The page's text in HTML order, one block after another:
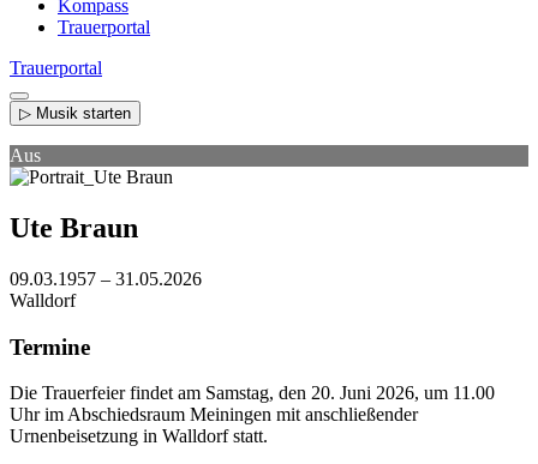
Kompass
Trauerportal
Trauerportal
▷ Musik starten
Aus
Ute Braun
09.03.1957 – 31.05.2026
Walldorf
Termine
Die Trauerfeier findet am Samstag, den 20. Juni 2026, um 11.00
Uhr im Abschiedsraum Meiningen mit anschließender
Urnenbeisetzung in Walldorf statt.